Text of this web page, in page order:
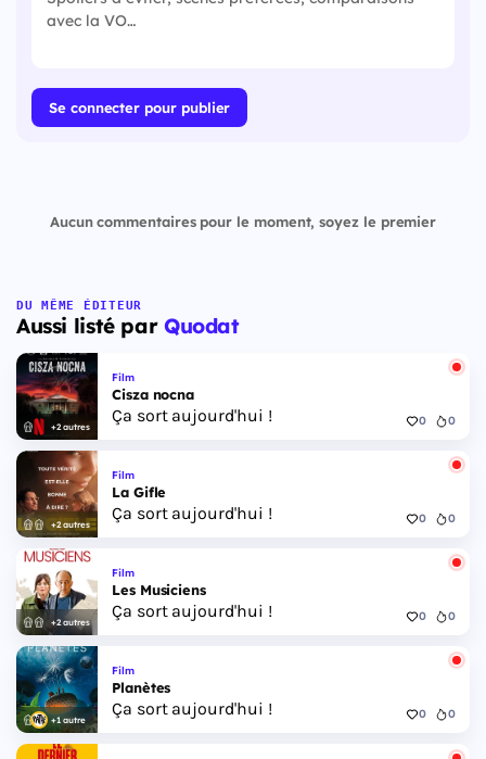
Se connecter pour publier
Aucun commentaires pour le moment, soyez le premier
DU MÊME ÉDITEUR
Aussi listé par Quodat
+2 autres
Film
Cisza nocna
Ça sort aujourd'hui ! 0 0
+2 autres
Film
La Gifle
Ça sort aujourd'hui ! 0 0
+2 autres
Film
Les Musiciens
Ça sort aujourd'hui ! 0 0
+1 autre
Film
Planètes
Ça sort aujourd'hui ! 0 0